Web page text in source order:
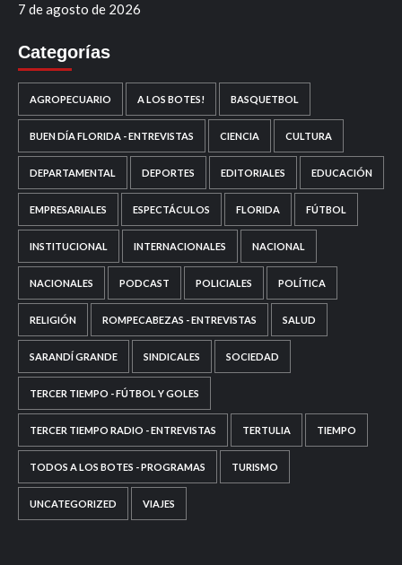
7 de agosto de 2026
Categorías
AGROPECUARIO A LOS BOTES! BASQUETBOL
BUEN DÍA FLORIDA - ENTREVISTAS CIENCIA CULTURA
DEPARTAMENTAL DEPORTES EDITORIALES EDUCACIÓN
EMPRESARIALES ESPECTÁCULOS FLORIDA FÚTBOL
INSTITUCIONAL INTERNACIONALES NACIONAL
NACIONALES PODCAST POLICIALES POLÍTICA
RELIGIÓN ROMPECABEZAS - ENTREVISTAS SALUD
SARANDÍ GRANDE SINDICALES SOCIEDAD
TERCER TIEMPO - FÚTBOL Y GOLES
TERCER TIEMPO RADIO - ENTREVISTAS TERTULIA TIEMPO
TODOS A LOS BOTES - PROGRAMAS TURISMO
UNCATEGORIZED VIAJES